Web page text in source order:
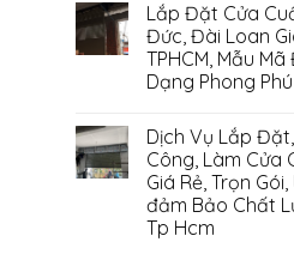
Lắp Đặt Cửa
Đức, Đài Loan
TPHCM, Mẫu
Dạng Phong Phú
Dịch Vụ Lắp
Công, Làm Cửa
Giá Rẻ, Trọn Gói,
đảm Bảo Chất
Tp Hcm